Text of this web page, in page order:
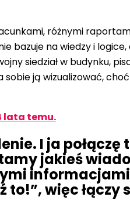
różnymi
bazuje na wiedzy i
siedział w budynku,
sobie ją wizualizować,
lata temu.
I ja połączę
jakieś
więc łączy